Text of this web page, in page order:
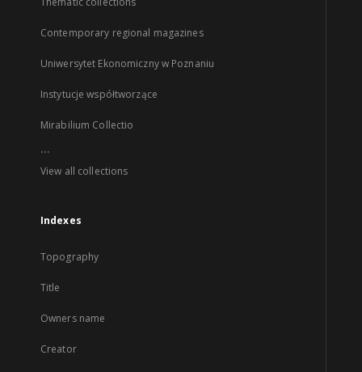
Contemporary regional magazines
Uniwersytet Ekonomiczny w Poznaniu
Instytucje współtworzące
Mirabilium Collectio
...
View all collections
Indexes
Topography
Title
Owners name
Creator